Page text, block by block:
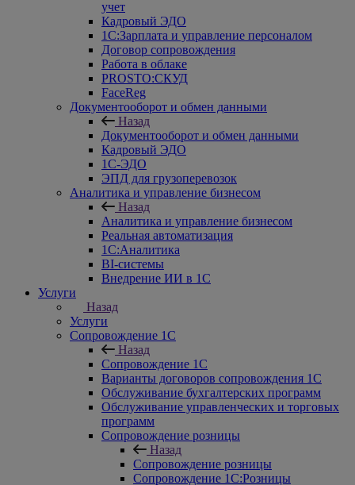
учет
Кадровый ЭДО
1С:Зарплата и управление персоналом
Договор сопровождения
Работа в облаке
PROSTO:СКУД
FaceReg
Документооборот и обмен данными
Назад
Документооборот и обмен данными
Кадровый ЭДО
1С-ЭДО
ЭПД для грузоперевозок
Аналитика и управление бизнесом
Назад
Аналитика и управление бизнесом
Реальная автоматизация
1С:Аналитика
BI-системы
Внедрение ИИ в 1С
Услуги
Назад
Услуги
Сопровождение 1С
Назад
Сопровождение 1С
Варианты договоров сопровождения 1С
Обслуживание бухгалтерских программ
Обслуживание управленческих и торговых
программ
Сопровождение розницы
Назад
Сопровождение розницы
Сопровождение 1С:Розницы